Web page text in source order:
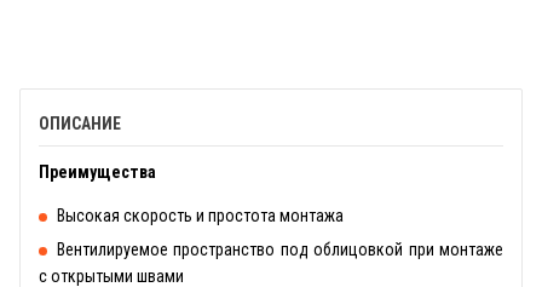
ОПИСАНИЕ
Преимущества
Высокая скорость и простота монтажа
Вентилируемое пространство под облицовкой при монтаже
с открытыми швами